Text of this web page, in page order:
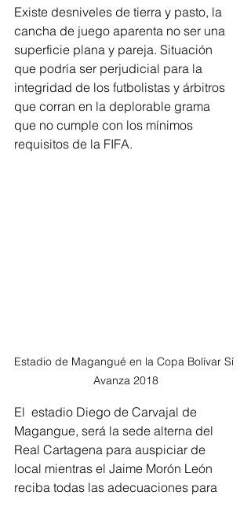
Existe desniveles de tierra y pasto, la
cancha de juego aparenta no ser una
superficie plana y pareja. Situación
que podría ser perjudicial para la
integridad de los futbolistas y árbitros
que corran en la deplorable grama
que no cumple con los mínimos
requisitos de la FIFA.
Estadio de Magangué en la Copa Bolívar Sí
Avanza 2018
El  estadio Diego de Carvajal de
Magangue, será la sede alterna del
Real Cartagena para auspiciar de
local mientras el Jaime Morón León
reciba todas las adecuaciones para